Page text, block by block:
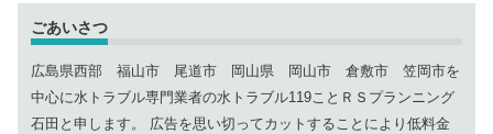
ごあいさつ
広島県西部 福山市 尾道市 岡山県 岡山市 倉敷市 笠岡市を
中心に水トラブル専門業者の水トラブル119ことＲＳプランニング
石田と申します。 広告を思い切ってカットすることにより低料金